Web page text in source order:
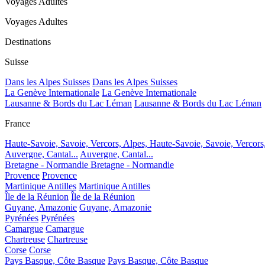
Voyages Adultes
Destinations
Suisse
Dans les Alpes Suisses Dans les Alpes Suisses
La Genève Internationale La Genève Internationale
Lausanne & Bords du Lac Léman Lausanne & Bords du Lac Léman
France
Haute-Savoie, Savoie, Vercors, Alpes, Haute-Savoie, Savoie,
Auvergne, Cantal... Auvergne, Cantal...
Bretagne - Normandie Bretagne - Normandie
Provence Provence
Martinique Antilles Martinique Antilles
Île de la Réunion Île de la Réunion
Guyane, Amazonie Guyane, Amazonie
Pyrénées Pyrénées
Camargue Camargue
Chartreuse Chartreuse
Corse Corse
Pays Basque, Côte Basque Pays Basque, Côte Basque